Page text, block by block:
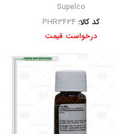
Supelco
کد کالا:PHR3434
درخواست قیمت